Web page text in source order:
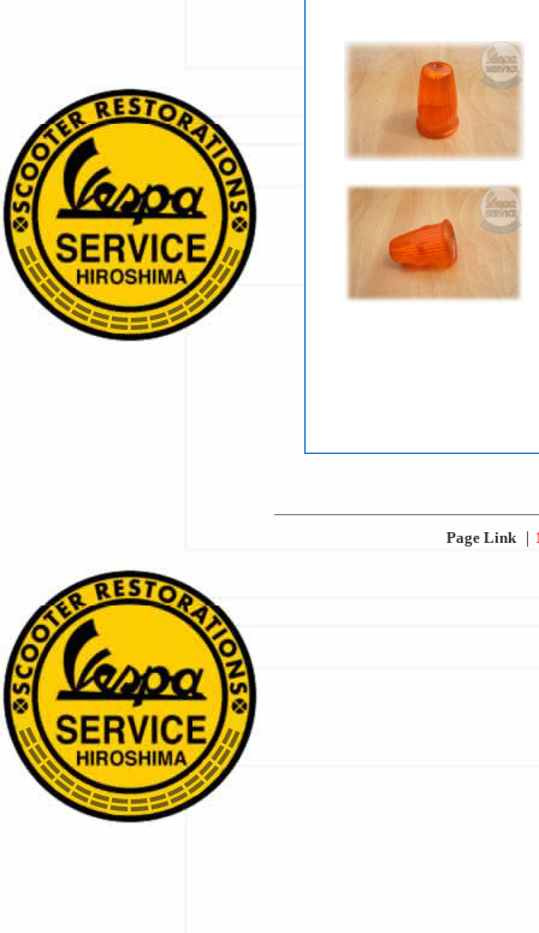
Page Link｜